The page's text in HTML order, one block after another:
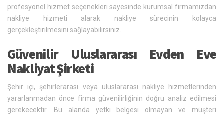
profesyonel hizmet seçenekleri sayesinde kurumsal firmamızdan
nakliye hizmeti alarak nakliye sürecinin kolayca
gerçekleştirilmesini sağlayabilirsiniz.
Güvenilir Uluslararası Evden Eve
Nakliyat Şirketi
Şehir içi, şehirlerarası veya uluslararası nakliye hizmetlerinden
yararlanmadan önce firma güvenilirliğinin doğru analiz edilmesi
gerekecektir. Bu alanda yetki belgesi olmayan ve müşteri